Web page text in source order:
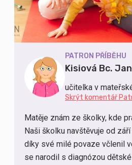
PATRON PŘÍBĚHU
Kisiová Bc.
učitelka v
Skrýt komentář
Matěje znám ze školky, kde
Naši školku navštěvuje od
díky své milé povaze včlenil
se narodil s diagnózou